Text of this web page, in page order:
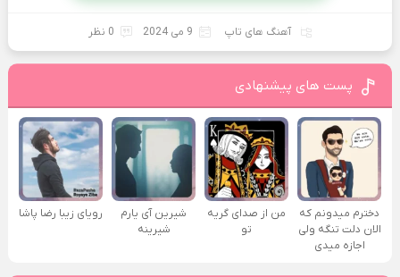
آهنگ های تاپ 9 می 2024 0 نظر
پست های پیشنهادی
دخترم میدونم که
الان دلت تنگه ولی
اجازه میدی
من از صدای گريه
تو
شیرین آی یارم
شیرینه
رویای زیبا رضا پاشا